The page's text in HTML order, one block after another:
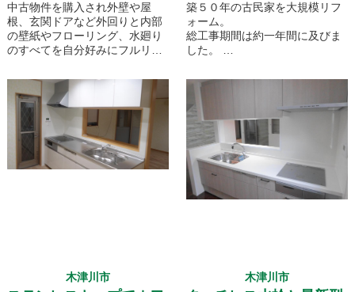
ノベです！
中古物件を購入され外壁や屋
根、玄関ドアなど外回りと内部
の壁紙やフローリング、水廻り
のすべてを自分好みにフルリノ
機器は必要な物だけを最小限に
取り入れることで収納スペース
重視で計画致しました。大きな
リビングには温水式床暖房を採
用し、冬でも暖かく過ごせる快
適な空間へと計画致しました！
築５０年の古民家を大規模リフ
ォーム。
総工事期間は約一年間に及びま
した。
のリフォームでした。
工事が始まるとまたたく間にお
家が綺麗になり
その中で追加工事のご依頼を頂
きまして、工期が約一年間とな
っていきました。
古民家がどのようにリフォーム
されていったのか下記からご覧
ください。
木津川市 木津川市